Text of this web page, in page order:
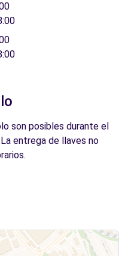
son posibles durante el
entrega de llaves no